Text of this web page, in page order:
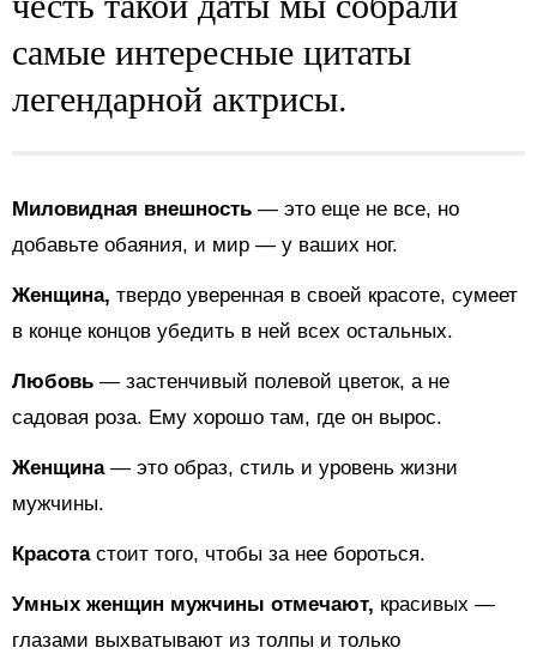
самые интересные цитаты
легендарной актрисы.
Миловидная внешность — это еще не все, но
добавьте обаяния, и мир — у ваших ног.
Женщина, твердо уверенная в своей красоте, сумеет
в конце концов убедить в ней всех остальных.
Любовь — застенчивый полевой цветок, а не
садовая роза. Ему хорошо там, где он вырос.
Женщина — это образ, стиль и уровень жизни
мужчины.
Красота стоит того, чтобы за нее бороться.
Умных женщин мужчины отмечают, красивых —
глазами выхватывают из толпы и только